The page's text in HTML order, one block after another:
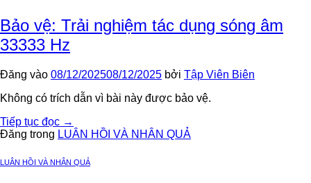
Bảo vệ: Trải nghiệm tác dụng sóng âm
33333 Hz
Đăng vào 08/12/202508/12/2025 bởi Tập Viên Biên
Không có trích dẫn vì bài này được bảo vệ.
Tiếp tục đọc →
Đăng trong LUÂN HỒI VÀ NHÂN QUẢ
LUÂN HỒI VÀ NHÂN QUẢ